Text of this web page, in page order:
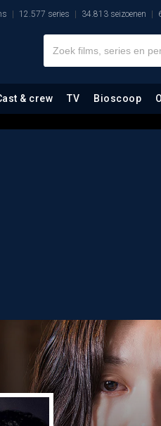
12.577 series 34.813 seizoenen
& crew TV Bioscoop